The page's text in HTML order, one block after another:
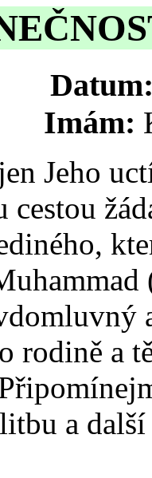
Imám:
Jeho
cestou
rodině a
a